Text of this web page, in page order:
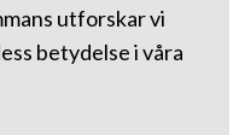
utforskar vi
betydelse i våra